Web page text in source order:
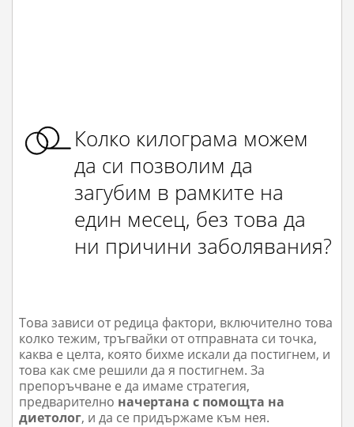
Колко килограма можем
да си позволим да
загубим в рамките на
един месец, без това да
ни причини заболявания?
Това зависи от редица фактори, включително това
колко тежим, тръгвайки от отправната си точка,
каква е целта, която бихме искали да постигнем, и
това как сме решили да я постигнем. За
препоръчване е да имаме стратегия,
предварително начертана с помощта на
диетолог, и да се придържаме към нея.